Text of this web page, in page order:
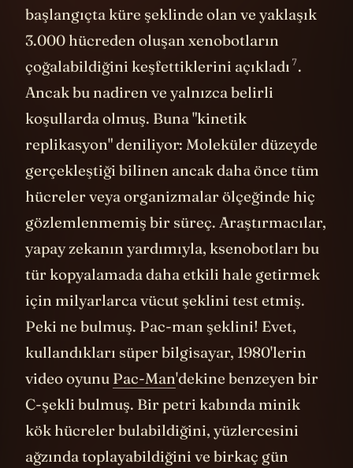
başlangıçta küre şeklinde olan ve yaklaşık
3.000 hücreden oluşan xenobotların
çoğalabildiğini keşfettiklerini açıkladı 7.
Ancak bu nadiren ve yalnızca belirli
koşullarda olmuş. Buna "kinetik
replikasyon" deniliyor: Moleküler düzeyde
gerçekleştiği bilinen ancak daha önce tüm
hücreler veya organizmalar ölçeğinde hiç
gözlemlenmemiş bir süreç. Araştırmacılar,
yapay zekanın yardımıyla, ksenobotları bu
tür kopyalamada daha etkili hale getirmek
için milyarlarca vücut şeklini test etmiş.
Peki ne bulmuş. Pac-man şeklini! Evet,
kullandıkları süper bilgisayar, 1980'lerin
video oyunu Pac-Man'dekine benzeyen bir
C-şekli bulmuş. Bir petri kabında minik
kök hücreler bulabildiğini, yüzlercesini
ağzında toplayabildiğini ve birkaç gün